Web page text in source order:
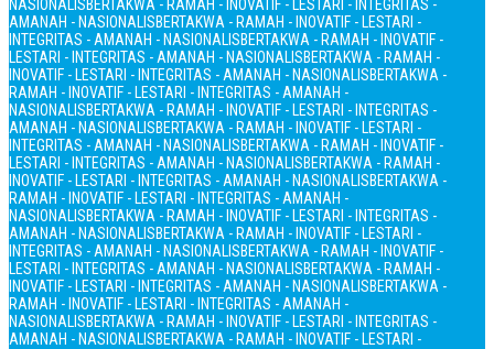
NASIONALISBERTAKWA - RAMAH - INOVATIF - LESTARI - INTEGRITAS -
AMANAH - NASIONALISBERTAKWA - RAMAH - INOVATIF - LESTARI -
INTEGRITAS - AMANAH - NASIONALISBERTAKWA - RAMAH - INOVATIF -
LESTARI - INTEGRITAS - AMANAH - NASIONALISBERTAKWA - RAMAH -
INOVATIF - LESTARI - INTEGRITAS - AMANAH - NASIONALISBERTAKWA -
RAMAH - INOVATIF - LESTARI - INTEGRITAS - AMANAH -
NASIONALISBERTAKWA - RAMAH - INOVATIF - LESTARI - INTEGRITAS -
AMANAH - NASIONALISBERTAKWA - RAMAH - INOVATIF - LESTARI -
INTEGRITAS - AMANAH - NASIONALISBERTAKWA - RAMAH - INOVATIF -
LESTARI - INTEGRITAS - AMANAH - NASIONALISBERTAKWA - RAMAH -
INOVATIF - LESTARI - INTEGRITAS - AMANAH - NASIONALISBERTAKWA -
RAMAH - INOVATIF - LESTARI - INTEGRITAS - AMANAH -
NASIONALISBERTAKWA - RAMAH - INOVATIF - LESTARI - INTEGRITAS -
AMANAH - NASIONALISBERTAKWA - RAMAH - INOVATIF - LESTARI -
INTEGRITAS - AMANAH - NASIONALISBERTAKWA - RAMAH - INOVATIF -
LESTARI - INTEGRITAS - AMANAH - NASIONALISBERTAKWA - RAMAH -
INOVATIF - LESTARI - INTEGRITAS - AMANAH - NASIONALISBERTAKWA -
RAMAH - INOVATIF - LESTARI - INTEGRITAS - AMANAH -
NASIONALISBERTAKWA - RAMAH - INOVATIF - LESTARI - INTEGRITAS -
AMANAH - NASIONALISBERTAKWA - RAMAH - INOVATIF - LESTARI -